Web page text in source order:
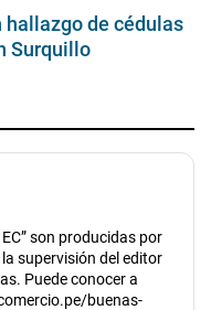
hallazgo de cédulas
Surquillo
son producidas por
supervisión del editor
Puede conocer a
buenas-